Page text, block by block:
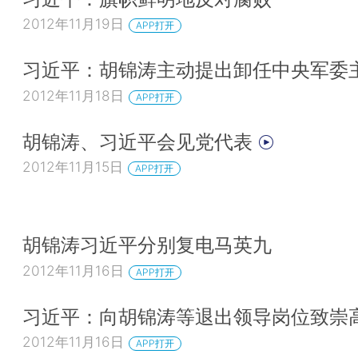
2012年11月19日 APP打开
习近平：胡锦涛主动提出卸任中央军委
2012年11月18日 APP打开
胡锦涛、习近平会见党代表
2012年11月15日 APP打开
胡锦涛习近平分别复电马英九
2012年11月16日 APP打开
习近平：向胡锦涛等退出领导岗位致崇
2012年11月16日 APP打开